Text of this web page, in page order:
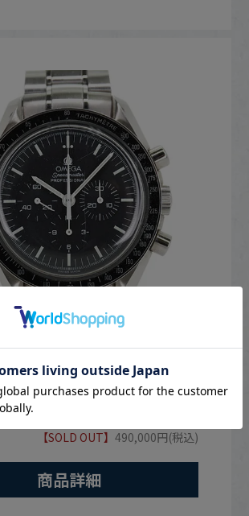
ドマスター プロフェッショナル 手巻
【中古】
【SOLD OUT】490,000円(税込)
商品詳細